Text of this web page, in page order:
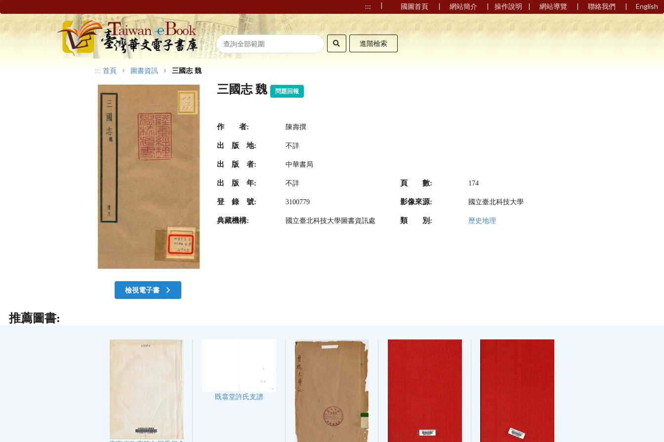
::: | 國圖首頁 | 網站簡介 | 操作說明 | 網站導覽 | 聯絡我們 | English
進階檢索
::: 首頁 圖書資訊 三國志 魏
檢視電子書
三國志 魏 問題回報
作 者: 陳壽撰
出 版 地: 不詳
出 版 者: 中華書局
出 版 年: 不詳 頁 數: 174
登 錄 號: 3100779 影像來源: 國立臺北科技大學
典藏機構: 國立臺北科技大學圖書資訊處 類 別: 歷史地理
推薦圖書:
既翕堂許氏支譜